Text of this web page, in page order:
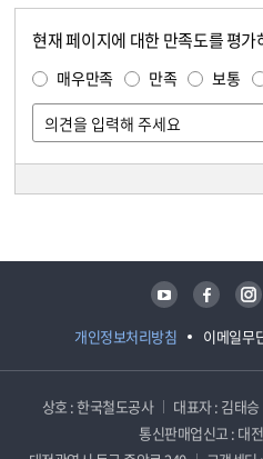
현재 페이지에 대한 만족도를 평가
매우만족 만족 보통
개인정보처리방침 이메일무
유튜브 페이스북 인스타그램
상호 : 한국철도공사 대표자 : 김태승
통신판매업신고 : 대